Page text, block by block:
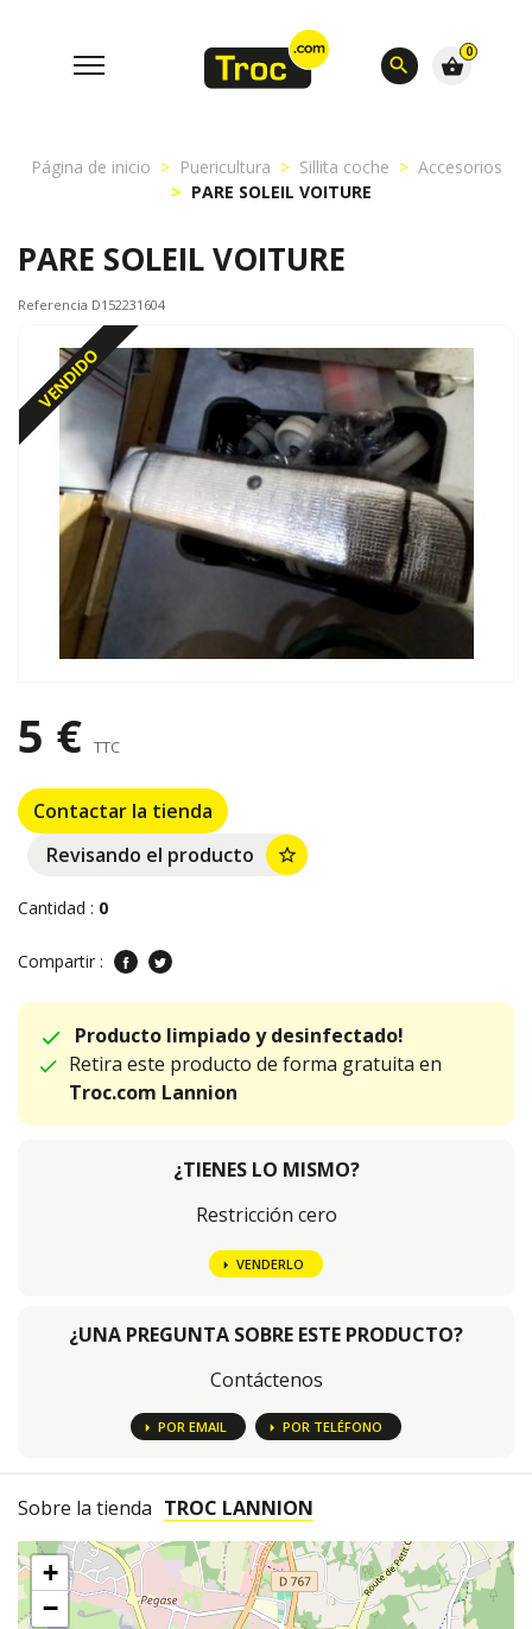
search
0
shopping_basket
Página de inicio Puericultura Sillita coche
Accesorios
PARE SOLEIL VOITURE
PARE SOLEIL VOITURE
Referencia D152231604
VENDIDO
5 € TTC
Contactar la tienda
Revisando el producto
star_border
Cantidad : 0
Compartir :
Producto limpiado y desinfectado!
Retira este producto de forma gratuita en
Troc.com Lannion
¿TIENES LO MISMO?
Restricción cero
VENDERLO
¿UNA PREGUNTA SOBRE ESTE PRODUCTO?
Contáctenos
POR EMAIL POR TELÉFONO
Sobre la tienda TROC LANNION
+
−